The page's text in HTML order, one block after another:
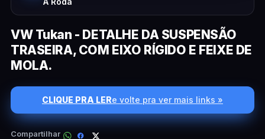
VW Tukan - DETALHE DA SUSPENSÃO
TRASEIRA, COM EIXO RÍGIDO E FEIXE DE
MOLA.
CLIQUE PRA LERe volte pra ver mais links »
Compartilhar